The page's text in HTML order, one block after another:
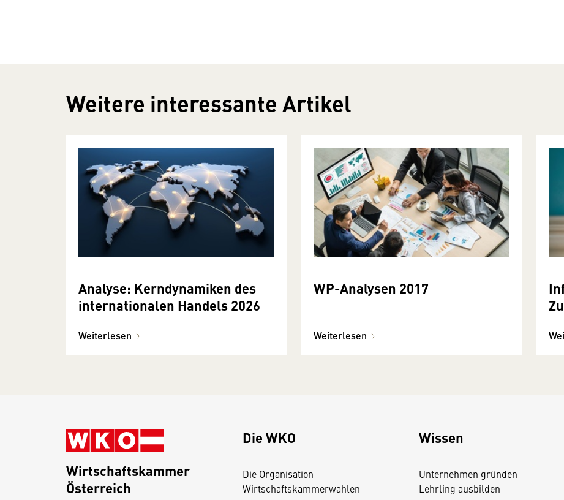
Weitere interessante Artikel
Analyse: Kerndynamiken des
internationalen Handels 2026
Weiterlesen
WP-Analysen 2017
Weiterlesen
Die WKO
Die Organisation
Wirtschaftskammerwahlen
Wissen
Unternehmen gründen
Lehrling ausbilden
Wirtschaftskammer
Österreich